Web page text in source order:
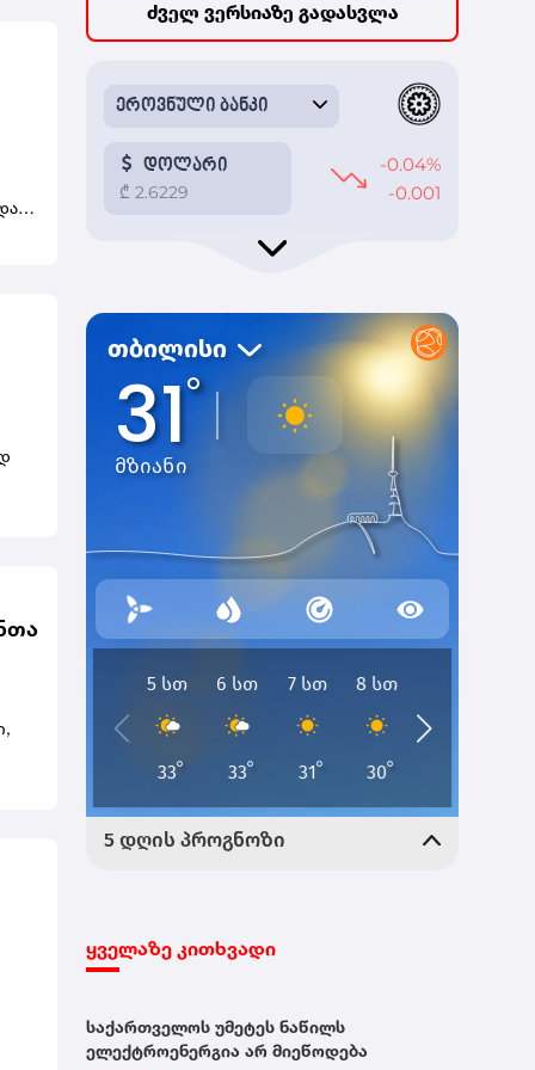
ძველ ვერსიაზე გადასვლა
ყველაზე კითხვადი
საქართველოს უმეტეს ნაწილს
ელექტროენერგია არ მიეწოდება